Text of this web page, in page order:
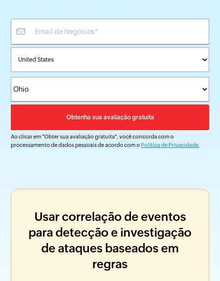
Ao clicar em "Obter sua avaliação gratuita", você concorda com o
processamento de dados pessoais de acordo com o Política de Privacidade
Usar correlação de eventos
para detecção e investigação
de ataques baseados em
regras